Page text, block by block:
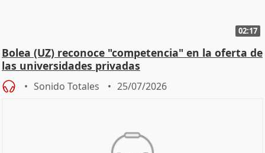
02:17
Bolea (UZ) reconoce "competencia" en la oferta de
las universidades privadas
Sonido Totales 25/07/2026